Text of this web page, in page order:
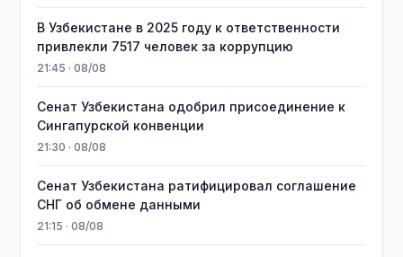
В Узбекистане в 2025 году к ответственности
привлекли 7517 человек за коррупцию
21:45 · 08/08
Сенат Узбекистана одобрил присоединение к
Сингапурской конвенции
21:30 · 08/08
Сенат Узбекистана ратифицировал соглашение
СНГ об обмене данными
21:15 · 08/08